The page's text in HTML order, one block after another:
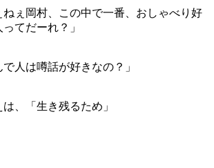
ぇ岡村、この中で一番、おしゃべり好
てだーれ？」
人は噂話が好きなの？」
、「生き残るため」